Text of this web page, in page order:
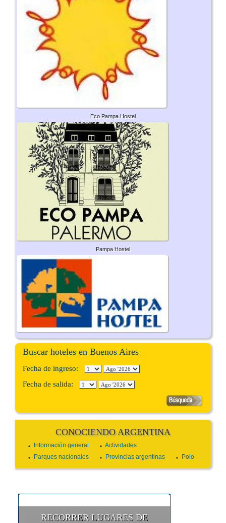
Eco Pampa Hostel
Pampa Hostel
Buscar hoteles en Buenos Aires
Fecha de ingreso:
Fecha de salida:
CONOCIENDO ARGENTINA
Información general
Actividades
Parques nacionales
Provincias argentinas Polo
RECORRER LUGARES DE